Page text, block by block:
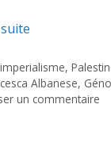
,
Albanese,
un commentaire